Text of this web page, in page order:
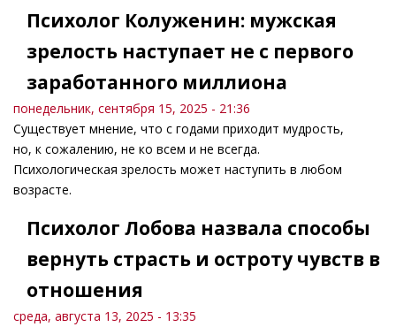
Психолог Колуженин: мужская
зрелость наступает не с первого
заработанного миллиона
понедельник, сентября 15, 2025 - 21:36
Существует мнение, что с годами приходит мудрость,
но, к сожалению, не ко всем и не всегда.
Психологическая зрелость может наступить в любом
возрасте.
Психолог Лобова назвала способы
вернуть страсть и остроту чувств в
отношения
среда, августа 13, 2025 - 13:35